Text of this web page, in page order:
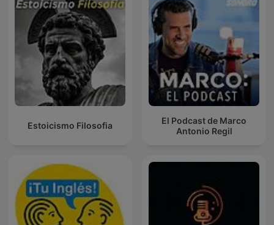
Estoicismo Filosofia
El Podcast de Marco
Antonio Regil